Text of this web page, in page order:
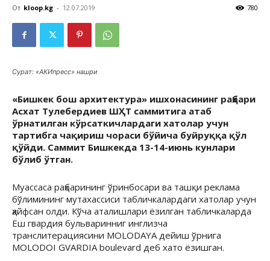
От kloop.kg - 12.07.2019 780
Сурат: «АКИпресс» нашри
«Бишкек бош архитектура» ишхонасининг раҳбари
Асхат Тулебердиев ШҲТ саммитига атаб
ўрнатилган кўрсаткичлардаги хатолар учун
тартибга чақириш чораси бўйича буйруққа қўл
қўйди. Саммит Бишкекда 13-14-июнь кунлари
бўлиб ўтган.
Муассаса раҳбарининг ўринбосари ва ташқи реклама
бўлимининг мутахассиси табличкалардаги хатолар учун
ҳайфсан олди. Кўча аталишлари ёзилган табличкаларда
Ёш гвардия бульваринниг инглизча
транслитерациясини MOLODAYA дейиш ўрнига
MOLODOI GVARDIA boulevard деб хато ёзишган.